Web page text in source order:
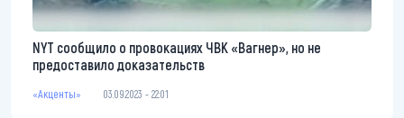
NYT сообщило о провокациях ЧВК «Вагнер», но не
предоставило доказательств
«Акценты» 03.09.2023 - 22:01